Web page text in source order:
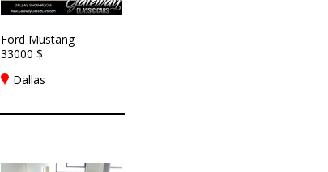
Ford Mustang
33000 $
Dallas